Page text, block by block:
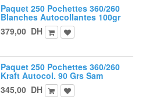
Paquet 250 Pochettes 360/260
Blanches Autocollantes 100gr
379,00 DH
Paquet 250 Pochettes 360/260
Kraft Autocol. 90 Grs Sam
345,00 DH